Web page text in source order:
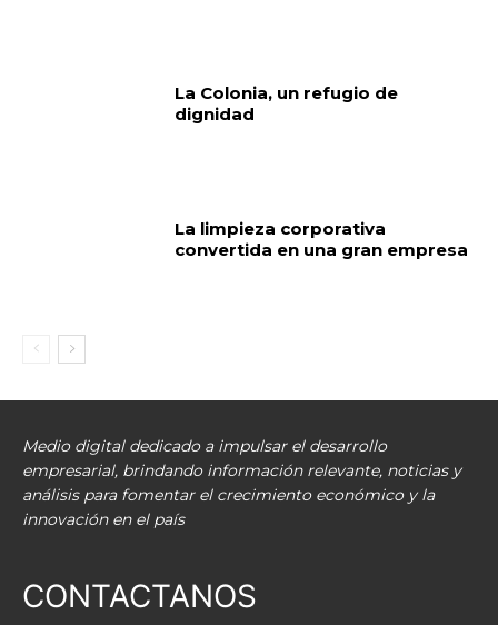
La Colonia, un refugio de
dignidad
La limpieza corporativa
convertida en una gran empresa
Medio digital dedicado a impulsar el desarrollo
empresarial, brindando información relevante, noticias y
análisis para fomentar el crecimiento económico y la
innovación en el país
CONTACTANOS